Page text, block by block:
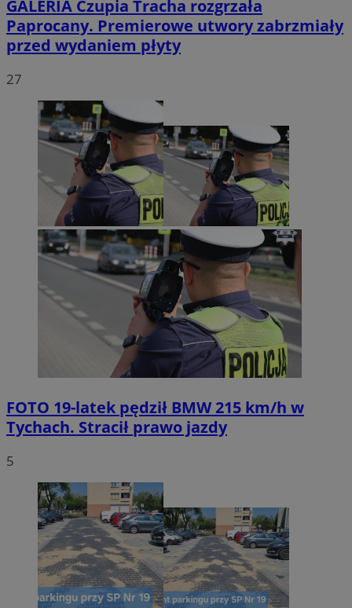
GALERIA Czupia Tracha rozgrzała
Paprocany. Premierowe utwory zabrzmiały
przed wydaniem płyty
27
FOTO 19-latek pędził BMW 215 km/h w
Tychach. Stracił prawo jazdy
5